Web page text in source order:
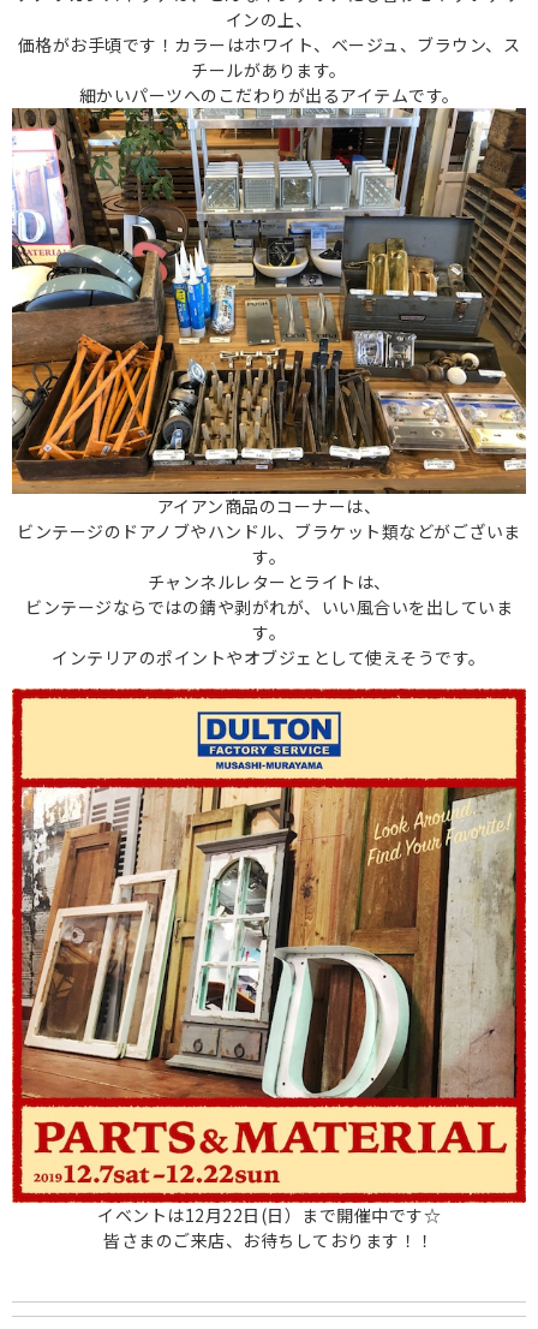
インの上、
価格がお手頃です！カラーはホワイト、ベージュ、ブラウン、ス
チールがあります。
細かいパーツへのこだわりが出るアイテムです。
アイアン商品のコーナーは、
ビンテージのドアノブやハンドル、ブラケット類などがございま
す。
チャンネルレターとライトは、
ビンテージならではの錆や剥がれが、いい風合いを出していま
す。
インテリアのポイントやオブジェとして使えそうです。
イベントは12月22日(日）まで開催中です☆
皆さまのご来店、お待ちしております！！